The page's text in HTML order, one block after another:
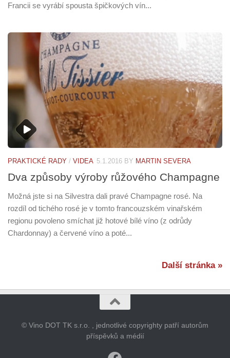
Francii se vyrábí spousta špičkových vín...
PRAKTICKÉ RADY / VIDEA 5.1.2016 BY MARTIN SEVERA
Dva způsoby výroby růžového Champagne
Možná jste si na Silvestra dali pravé Champagne rosé. Na
rozdíl od tichého rosé je v tomto francouzském vinařském
regionu povoleno smíchat již hotové bílé víno (z odrůdy
Chardonnay) a červené víno a poté...
Další stránka »
© Vino DOT TK s.r.o. , jednotlivé copyrighty patří autorům
příspěvků a médií